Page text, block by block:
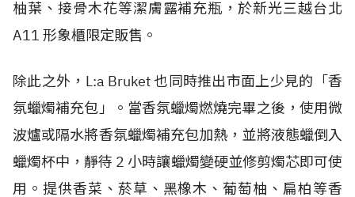
柚葉、接骨木花等潔膚露補充瓶，於新光三越台北
A11 形象櫃限定販售。
除此之外，L:a Bruket 也同時推出市面上少見的「香
氛蠟燭補充包」。當香氛蠟燭燃燒完畢之後，使用微
波爐或隔水將香氛蠟燭補充包加熱，並將液態蠟倒入
蠟燭杯中，靜待 2 小時讓蠟燭變硬並修剪燭芯即可使
用。提供香菜、菸草、黑橡木、葡萄柚、扁柏等香